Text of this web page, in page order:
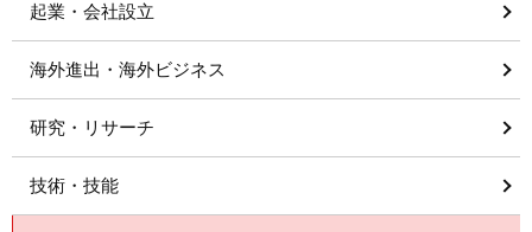
起業・会社設立
海外進出・海外ビジネス
研究・リサーチ
技術・技能